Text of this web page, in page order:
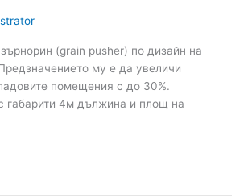
(grain pusher) по дизайн на
му е да увеличи
помещения с до 30%.
габарити 4м дължина и площ на